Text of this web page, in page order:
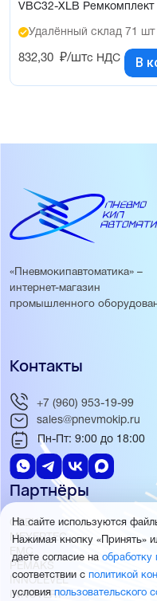
VBC32-XLB
Удалённый склад 71 шт
832,30 ₽/штс НДС В
«Пневмокипавтоматика» –
интернет-магазин
промышленного
Партнёры
ОВЕН
MEYERTEC
EMC
PEMAKS
INNOLEVEL
INNOVERT
Контакты
+7 (960) 953-19-99
sales@pnevmokip.ru
Пн-Пт: 9:00 до 18:00
На сайте используются
Нажимая кнопку «Принять»
даете согласие на обработку
соответствии с политикой
условияпользовательского